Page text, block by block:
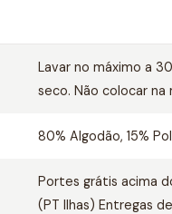
Lavar no máximo a
seco. Não colocar na
80% Algodão, 15%
Portes grátis acima
(PT Ilhas) Entregas